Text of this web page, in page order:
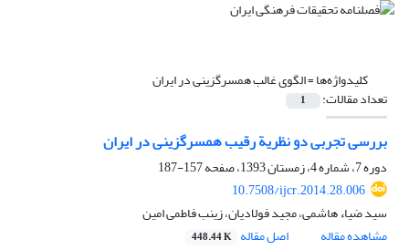
کلیدواژه‌ها =الگوی غالب همسرگزینی در ایران
تعداد مقالات: 1
بررسی تجربی دو نظریة رقیب‌ همسرگزینی در‌ ایران
دوره 7، شماره 4، زمستان 1393، صفحه
157-187
10.7508/ijcr.2014.28.006
سید ضیاء هاشمی، مجید فولادیان، زینب فاطمی امین
مشاهده مقاله
اصل مقاله 448.44 K